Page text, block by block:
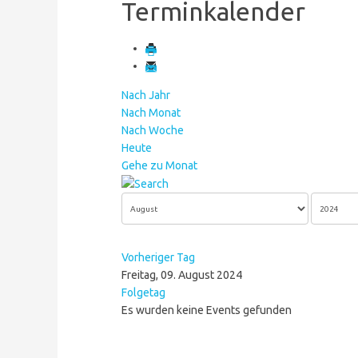
Terminkalender
Nach Jahr
Nach Monat
Nach Woche
Heute
Gehe zu Monat
Vorheriger Tag
Freitag, 09. August 2024
Folgetag
Es wurden keine Events gefunden